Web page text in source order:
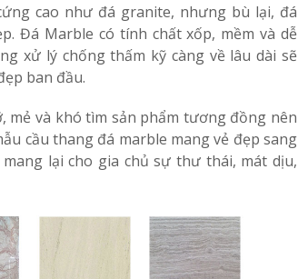
cao như đá granite, nhưng bù lại, đá
Đá Marble có tính chất xốp, mềm và dễ
xử lý chống thấm kỹ càng về lâu dài sẽ
ban đầu.
mẻ và khó tìm sản phẩm tương đồng nên
cầu thang đá marble mang vẻ đẹp sang
lại cho gia chủ sự thư thái, mát dịu,